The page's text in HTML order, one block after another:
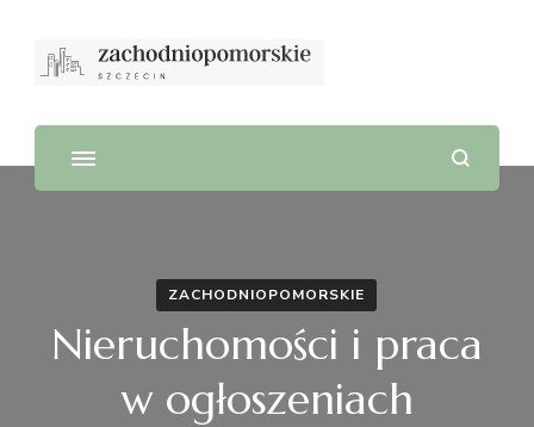
ZACHODNIOPOMORSKIE
Nieruchomości i praca
w ogłoszeniach